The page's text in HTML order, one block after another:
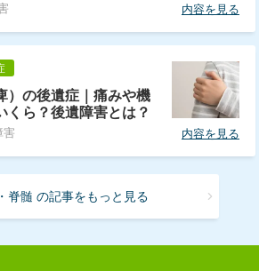
内容を見る
）の後遺症｜痛みや機
くら？後遺障害とは？
害 内容を見る
脊髄 の記事をもっと見る